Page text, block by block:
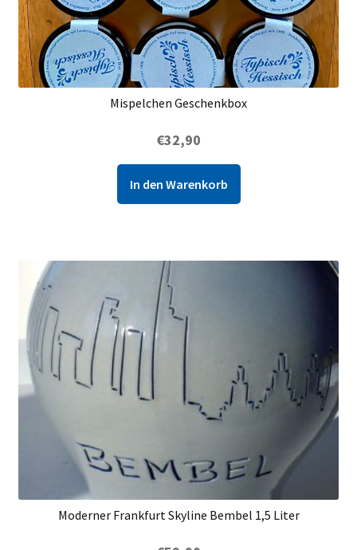
Mispelchen Geschenkbox
€32,90
In den Warenkorb
Moderner Frankfurt Skyline Bembel 1,5 Liter